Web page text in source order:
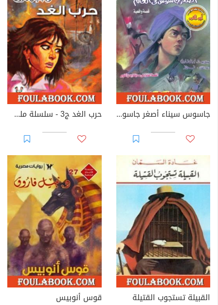
جاسوس سيناء أصغر جاسوس فى العالم حرب الغد ج3 - سلسلة ملف المستقبل
القبيلة تستجوب القتيلة قوس أنوبيس